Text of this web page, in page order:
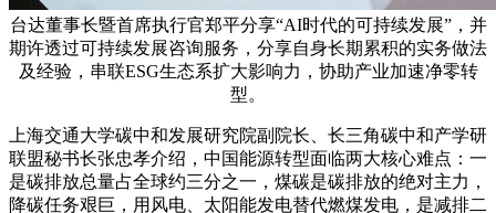
台达董事长暨首席执行官郑平分享“AI时代的可持续发展”，并
期许透过可持续发展咨询服务，分享自身长期累积的实务做法
及经验，串联ESG生态系扩大影响力，协助产业加速净零转
型。
上海交通大学碳中和发展研究院副院长、 长三角碳中和产学研
联盟秘书长张忠孝介绍，中国能源转型面临两大核心难点：一
是碳排放总量占全球约三分之一，煤碳是碳排放的绝对主力，
降碳任务艰巨，用风电、太阳能发电替代燃煤发电，是减排二